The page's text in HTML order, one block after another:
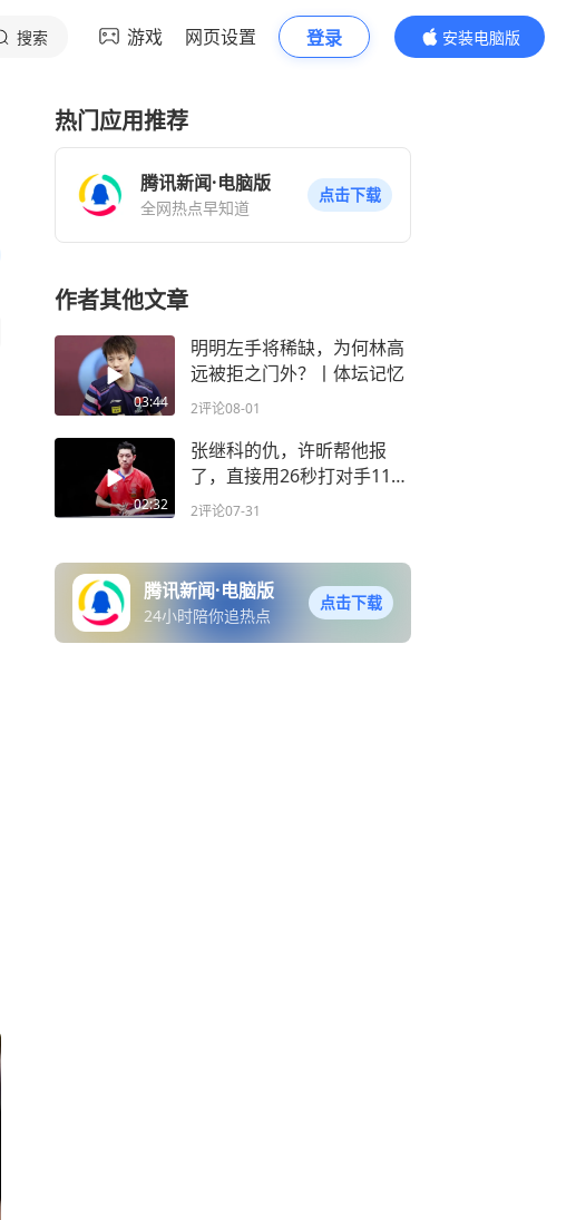
搜索 游戏 网页设置 登录
安装电脑版
内容更精彩
热门应用推荐
腾讯新闻·电脑版
全网热点早知道
点击下载
作者其他文章
03:44
明明左手将稀缺，为何林高
远被拒之门外？丨体坛记忆
2评论08-01
02:32
张继科的仇，许昕帮他报
了，直接用26秒打对手11比
0丨体坛记忆
2评论07-31
腾讯新闻·电脑版
24小时陪你追热点
点击下载